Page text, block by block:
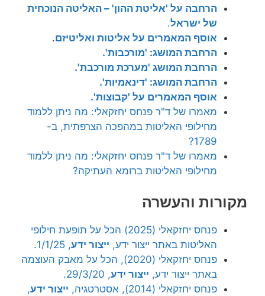
הרחבה על 'אליטת ההון' – האליטה הנוכחית
של ישראל.
אוסף המאמרים על אליטות ואליטיזם.
הרחבת המושג: 'מורכבות'.
הרחבת המושג 'מערכת מורכבת'.
הרחבת המושג: 'דינאמיות'.
אוסף המאמרים על 'קבוצות'.
מאמרו של ד"ר פנחס יחזקאלי: מה ניתן ללמוד
מחילופי האליטות במהפכה הצרפתית, ב-
1789?
מאמרו של ד"ר פנחס יחזקאלי: מה ניתן ללמוד
מחילופי האליטות ברומא העתיקה?
מקורות והעשרה
פנחס יחזקאלי (2025) הכל על תופעת חילופי
האליטות באתר ייצור ידע, ייצור ידע, 1/1/25.
פנחס יחזקאלי (2020), הכל על מאבק העוצמה
באתר ייצור ידע, ייצור ידע, 29/3/20.
פנחס יחזקאלי (2014), אסטרטגיה,
ייצור ידע,